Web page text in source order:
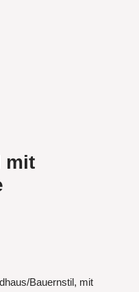
mit
Bauernstil, mit